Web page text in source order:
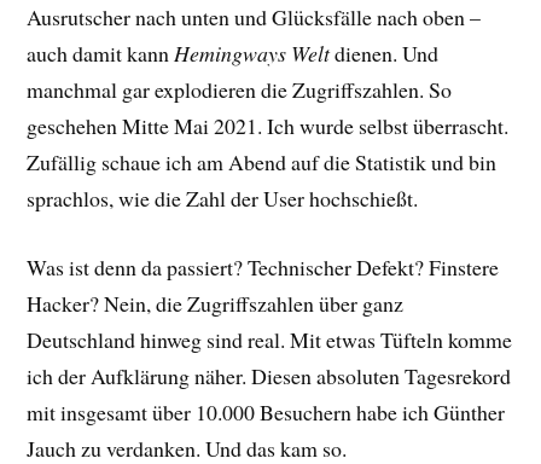
Ausrutscher nach unten und Glücksfälle nach oben –
auch damit kannHemingways Weltdienen. Und
manchmal gar explodieren die Zugriffszahlen. So
geschehen Mitte Mai 2021. Ich wurde selbst überrascht.
Zufällig schaue ich am Abend auf die Statistik und bin
sprachlos, wie die Zahl der User hochschießt.
Was ist denn da passiert? Technischer Defekt? Finstere
Hacker? Nein, die Zugriffszahlen über ganz
Deutschland hinweg sind real. Mit etwas Tüfteln komme
ich der Aufklärung näher. Diesen absoluten Tagesrekord
mit insgesamt über 10.000 Besuchern habe ich Günther
Jauch zu verdanken. Und das kam so.